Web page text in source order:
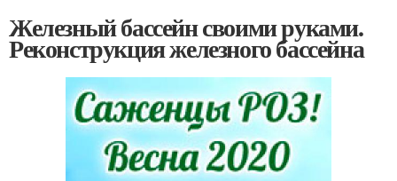
Железный бассейн своими руками.
Реконструкция железного бассейна